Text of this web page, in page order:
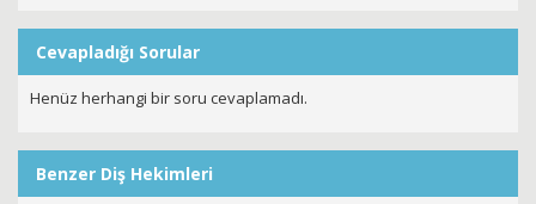
Cevapladığı Sorular
Henüz herhangi bir soru cevaplamadı.
Benzer Diş Hekimleri